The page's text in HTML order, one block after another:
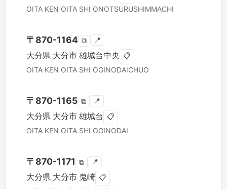
OITA KEN OITA SHI ONOTSURUSHIMMACHI
〒 870-1164 ⧉ 📍
大分県 大分市 雄城台中央 📋
OITA KEN OITA SHI OGINODAICHUO
〒 870-1165 ⧉ 📍
大分県 大分市 雄城台 📋
OITA KEN OITA SHI OGINODAI
〒 870-1171 ⧉ 📍
大分県 大分市 鬼崎 📋